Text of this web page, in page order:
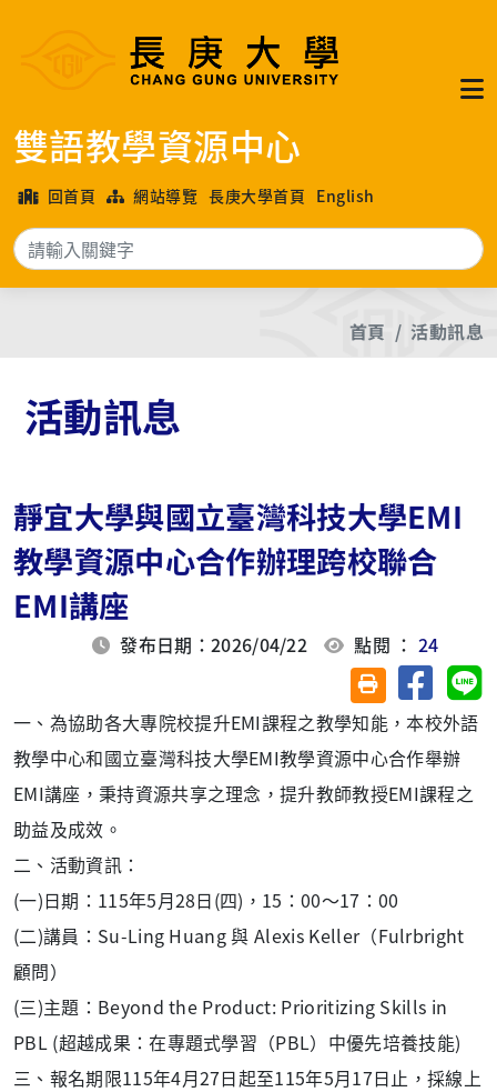
雙語教學資源中心
回首頁 網站導覽 長庚大學首頁 English
搜尋
首頁 活動訊息
活動訊息
靜宜大學與國立臺灣科技大學EMI
教學資源中心合作辦理跨校聯合
EMI講座
發布日期：2026/04/22 點閱 ：24
友善列印(另開視
分享至
一、為協助各大專院校提升EMI課程之教學知能，本校外語
教學中心和國立臺灣科技大學EMI教學資源中心合作舉辦
EMI講座，秉持資源共享之理念，提升教師教授EMI課程之
助益及成效。
二、活動資訊：
(一)日期：115年5月28日(四)，15：00～17：00
(二)講員：Su-Ling Huang 與 Alexis Keller（Fulrbright
顧問）
(三)主題：Beyond the Product: Prioritizing Skills in
PBL (超越成果：在專題式學習（PBL）中優先培養技能)
三、報名期限115年4月27日起至115年5月17日止，採線上